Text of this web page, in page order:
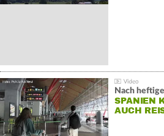
Nach
SPANIEN
AUCH